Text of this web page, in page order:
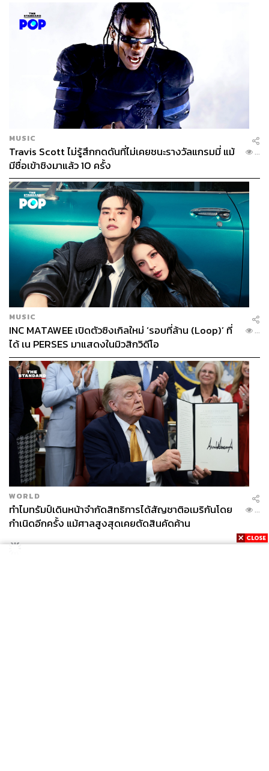
MUSIC
Travis Scott ไม่รู้สึกกดดันที่ไม่เคยชนะรางวัลแกรมมี่ แม้
มีชื่อเข้าชิงมาแล้ว 10 ครั้ง
...
MUSIC
INC MATAWEE เปิดตัวซิงเกิลใหม่ ‘รอบที่ล้าน (Loop)’ ที่
ได้ เน PERSES มาแสดงในมิวสิกวิดีโอ
...
WORLD
ทำไมทรัมป์เดินหน้าจำกัดสิทธิการได้สัญชาติอเมริกันโดย
กำเนิดอีกครั้ง แม้ศาลสูงสุดเคยตัดสินคัดค้าน
...